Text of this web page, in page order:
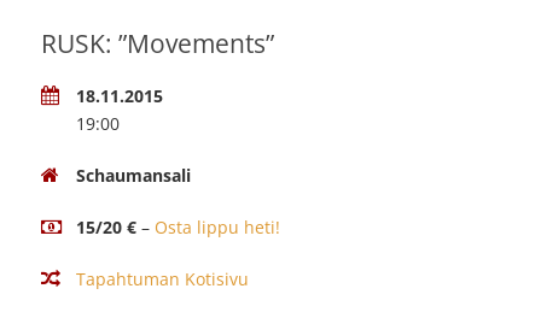
RUSK: ”Movements”
18.11.2015
19:00
Schaumansali
15/20 € – Osta lippu heti!
Tapahtuman Kotisivu